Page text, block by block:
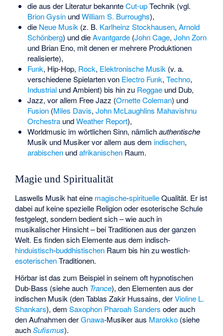
die aus der Literatur bekannteCut-upTechnik (vgl.
Brion GysinundWilliam S. Burroughs),
die Neue Musik (z. B. Karlheinz Stockhausen, Arnold
Schönberg) und dieAvantgarde(John Cage, John Zorn
und Brian Eno, mit denen er mehrere Produktionen
realisierte),
Funk, Hip-Hop, Rock, Elektronische Musik (v. a.
verschiedene Spielarten von Electro Funk, Techno,
Industrialund Ambient) bis hin zu Reggaeund Dub,
Jazz, vor allem Free Jazz (Ornette Coleman) und
Fusion(Miles Davis, John McLaughlins Mahavishnu
OrchestraundWeather Report),
Worldmusic im wörtlichen Sinn, nämlichauthentische
Musik und Musiker vor allem aus dem indischen,
arabischenundafrikanischenRaum.
Magie und Spiritualität
Laswells Musik hat eine magische-spirituelleQualität. Er ist
dabei auf keine spezielle Religion oder esoterische Schule
festgelegt, sondern bedient sich – wie auch in
musikalischer Hinsicht – bei Traditionen aus der ganzen
Welt. Es finden sich Elemente aus dem indisch-
hinduistisch-buddhistischen Raum bis hin zu westlich-
esoterischenTraditionen.
Hörbar ist das zum Beispiel in seinem oft hypnotischen
Dub-Bass (siehe auch Trance), den Elementen aus der
indischen Musik (den Tablas Zakir Hussains, derVioline L.
Shankars), demSaxophon Pharoah Sanders oder auch
den Aufnahmen derGnawa-Musiker aus Marokko (siehe
auchSufismus).